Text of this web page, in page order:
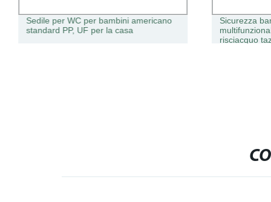
Sedile per WC per bambini americano
standard PP, UF per la casa
Sicurezza
risciacquo